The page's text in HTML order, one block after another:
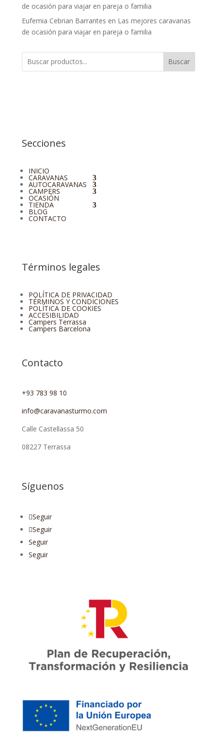
de ocasión para viajar en pareja o familia
Eufemia Cebrian Barrantes en Las mejores caravanas
de ocasión para viajar en pareja o familia
Buscar
Secciones
INICIO
CARAVANAS
AUTOCARAVANAS
CAMPERS
OCASIÓN
TIENDA
BLOG
CONTACTO
Términos legales
POLÍTICA DE PRIVACIDAD
TÉRMINOS Y CONDICIONES
POLÍTICA DE COOKIES
ACCESIBILIDAD
Campers Terrassa
Campers Barcelona
Contacto
+93 783 98 10
info@caravanasturmo.com
Calle Castellassa 50
08227 Terrassa
Síguenos
Seguir
Seguir
Seguir
Seguir